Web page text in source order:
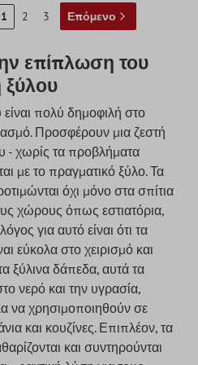
1 2 3 Επόμενο
επίπλωση του
ξύλου
πολύ δημοφιλή στο
Προσφέρουν μια ζεστή
- χωρίς τα προβλήματα
με το πραγματικό ξύλο. Τα
όχι μόνο στα σπίτια
χώρους όπως εστιατόρια,
για αυτό είναι ότι τα
εύκολα στο χειρισμό και
ξύλινα δάπεδα, αυτά τα
νερό και την υγρασία,
να χρησιμοποιηθούν σε
και κουζίνες. Επιπλέον, τα
και συντηρούνται